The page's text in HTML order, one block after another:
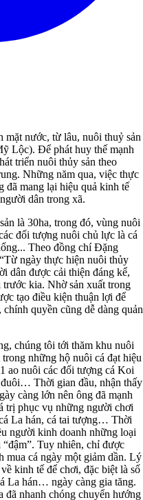
nước, từ lâu, nuôi thuỷ sản
Lộc). Để phát huy thế mạnh
triển nuôi thủy sản theo
Những năm qua, việc thực
đã mang lại hiệu quả kinh tế
dân trong xã.
là 30ha, trong đó, vùng nuôi
đối tượng nuôi chủ lực là cá
Theo đồng chí Đặng
ngày thực hiện nuôi thủy
dân được cải thiện đáng kể,
kia. Nhờ sản xuất trong
tạo điều kiện thuận lợi để
quyền cũng dễ dàng quản
chúng tôi tới thăm khu nuôi
những hộ nuôi cá đạt hiệu
ao nuôi các đối tượng cá Koi
Thời gian đầu, nhận thấy
càng lớn nên ông đã mạnh
trị phục vụ những người chơi
La hán, cá tai tượng… Thời
người kinh doanh những loại
Tuy nhiên, chỉ được
mua cá ngày một giảm dần. Lý
kinh tế để chơi, đặc biệt là số
La hán… ngày càng gia tăng.
đã nhanh chóng chuyển hướng